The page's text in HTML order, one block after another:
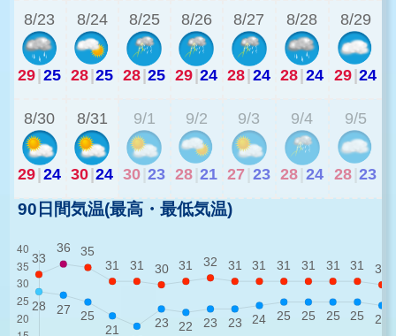
8/23
29 25
8/24
28 25
8/25
28 25
8/26
29 24
8/27
28 24
8/28
28 24
8/29
29 24
8/30
29 24
8/31
30 24
9/1
30 23
9/2
28 21
9/3
27 23
9/4
28 24
9/5
28 23
90日間気温(最高・最低気温)